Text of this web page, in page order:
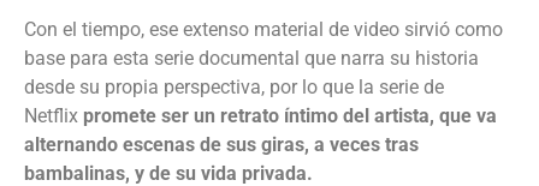
Con el tiempo, ese extenso material de video sirvió como
base para esta serie documental que narra su historia
desde su propia perspectiva, por lo que la serie de
Netflix promete ser un retrato íntimo del artista, que va
alternando escenas de sus giras, a veces tras
bambalinas, y de su vida privada.